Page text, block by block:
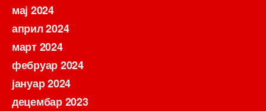
мај 2024
април 2024
март 2024
фебруар 2024
јануар 2024
децембар 2023